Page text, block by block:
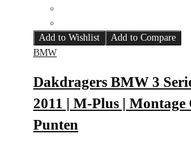
Add to Wishlist
Add to Compare
BMW
Dakdragers BMW 3
2011 | M-Plus |
Punten